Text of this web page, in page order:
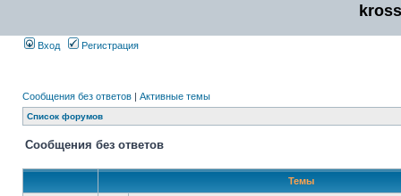
Вход Регистрация
Сообщения без ответов | Активные темы
Список форумов
Сообщения без ответов
Темы